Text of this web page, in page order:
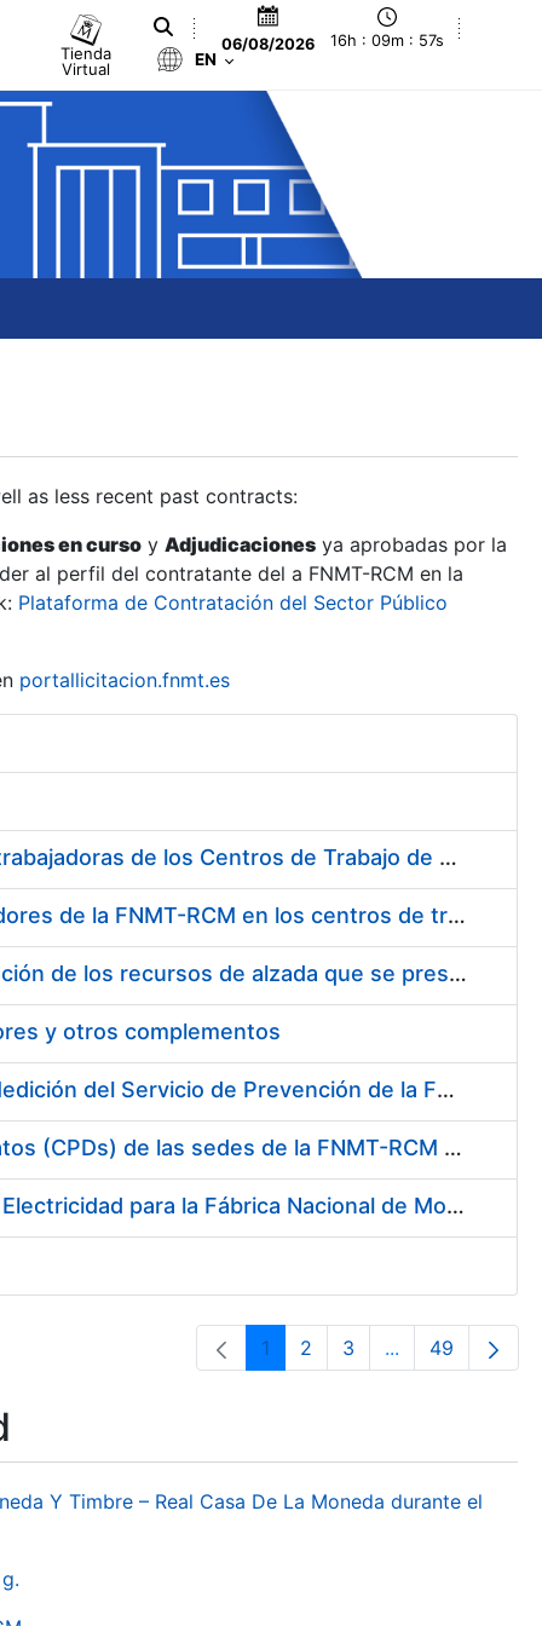
Tienda
Virtual
06/08/2026 16h : 09m : 58s
EN
as less recent past contracts:
en curso y Adjudicaciones ya aprobadas por la
al perfil del contratante del a FNMT-RCM en la
Plataforma de Contratación del Sector Público
portallicitacion.fnmt.es
Suministro de Protectores Auditivos a medida para las personas trabajadoras de los Centros de Trabajo de Madrid y Burgos
Suministro de gafas graduadas antiproyecciones para los trabajadores de la FNMT-RCM en los centros de trabajo de Madrid y Burgos
Servicios de una empresa externa para el asesoramiento y resolución de los recursos de alzada que se presentan relacionados con procesos de selección para la FNMT-RCM
y otros complementos
Servicio de Calibración y Verificación Externa de los Equipos de Medición del Servicio de Prevención de la FNMT-RCM
Conexión mediante Fibra Óptica de los Centros de Proceso de Datos (CPDs) de las sedes de la FNMT-RCM de Burgos y Madrid
Contratación de acuerdo marco para el Suministro de Material de Electricidad para la Fábrica Nacional de Moneda y Timbre-Real Casa de la Moneda en su centro de trabajo de Burgos
Page
1 Page
2 Page
3 ...Intermediate
Page
49
Y Timbre – Real Casa De La Moneda durante el